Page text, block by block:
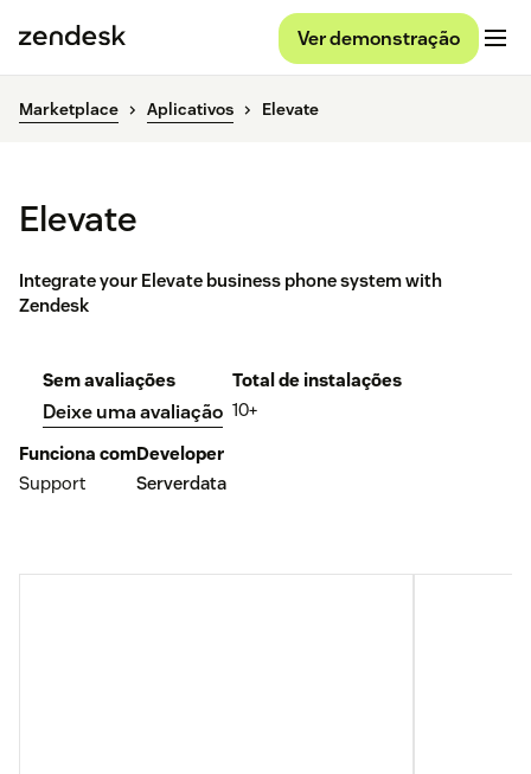
Ver demonstração
Marketplace Aplicativos Elevate
Elevate
Integrate your Elevate business phone system with
Zendesk
Sem avaliações
Deixe uma avaliação
Total de instalações
10+
Funciona com
Support
Developer
Serverdata